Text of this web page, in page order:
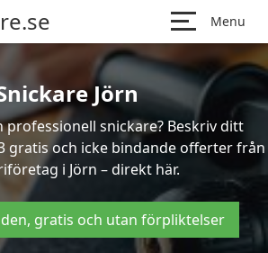
Menu
Jörn
professionell snickare? Beskriv ditt
gratis och icke bindande offerter från
i Jörn – direkt här.
gratis och utan förpliktelser